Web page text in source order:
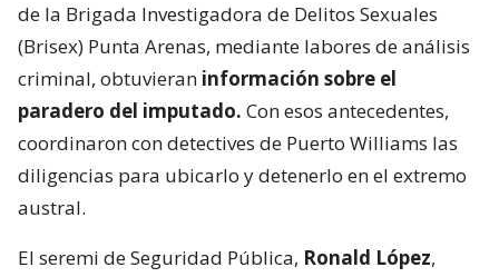
de la Brigada Investigadora de Delitos Sexuales
(Brisex) Punta Arenas, mediante labores de análisis
criminal, obtuvieran información sobre el
paradero del imputado. Con esos antecedentes,
coordinaron con detectives de Puerto Williams las
diligencias para ubicarlo y detenerlo en el extremo
austral.
El seremi de Seguridad Pública, Ronald López,